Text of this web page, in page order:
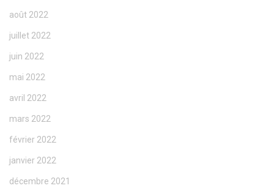
août 2022
juillet 2022
juin 2022
mai 2022
avril 2022
mars 2022
février 2022
janvier 2022
décembre 2021